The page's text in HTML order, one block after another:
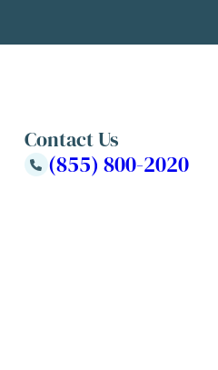
Contact Us
(855) 800-2020